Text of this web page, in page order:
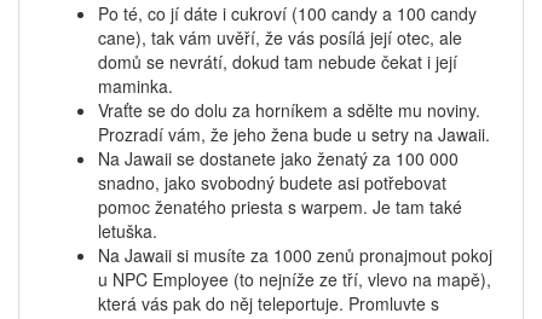
Po té, co jí dáte i cukroví (100 candy a 100 candy
cane), tak vám uvěří, že vás posílá její otec, ale
domů se nevrátí, dokud tam nebude čekat i její
maminka.
Vraťte se do dolu za horníkem a sdělte mu noviny.
Prozradí vám, že jeho žena bude u setry na Jawaii.
Na Jawaii se dostanete jako ženatý za 100 000
snadno, jako svobodný budete asi potřebovat
pomoc ženatého priesta s warpem. Je tam také
letuška.
Na Jawaii si musíte za 1000 zenů pronajmout pokoj
u NPC Employee (to nejníže ze tří, vlevo na mapě),
která vás pak do něj teleportuje. Promluvte s